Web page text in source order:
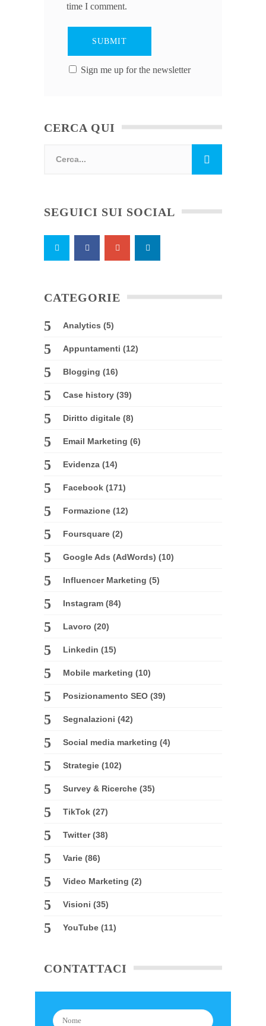
time I comment.
Sign me up for the newsletter
CERCA QUI
SEGUICI SUI SOCIAL
CATEGORIE
Analytics (5)
Appuntamenti (12)
Blogging (16)
Case history (39)
Diritto digitale (8)
Email Marketing (6)
Evidenza (14)
Facebook (171)
Formazione (12)
Foursquare (2)
Google Ads (AdWords) (10)
Influencer Marketing (5)
Instagram (84)
Lavoro (20)
Linkedin (15)
Mobile marketing (10)
Posizionamento SEO (39)
Segnalazioni (42)
Social media marketing (4)
Strategie (102)
Survey & Ricerche (35)
TikTok (27)
Twitter(38)
Varie (86)
Video Marketing (2)
Visioni (35)
YouTube (11)
CONTATTACI